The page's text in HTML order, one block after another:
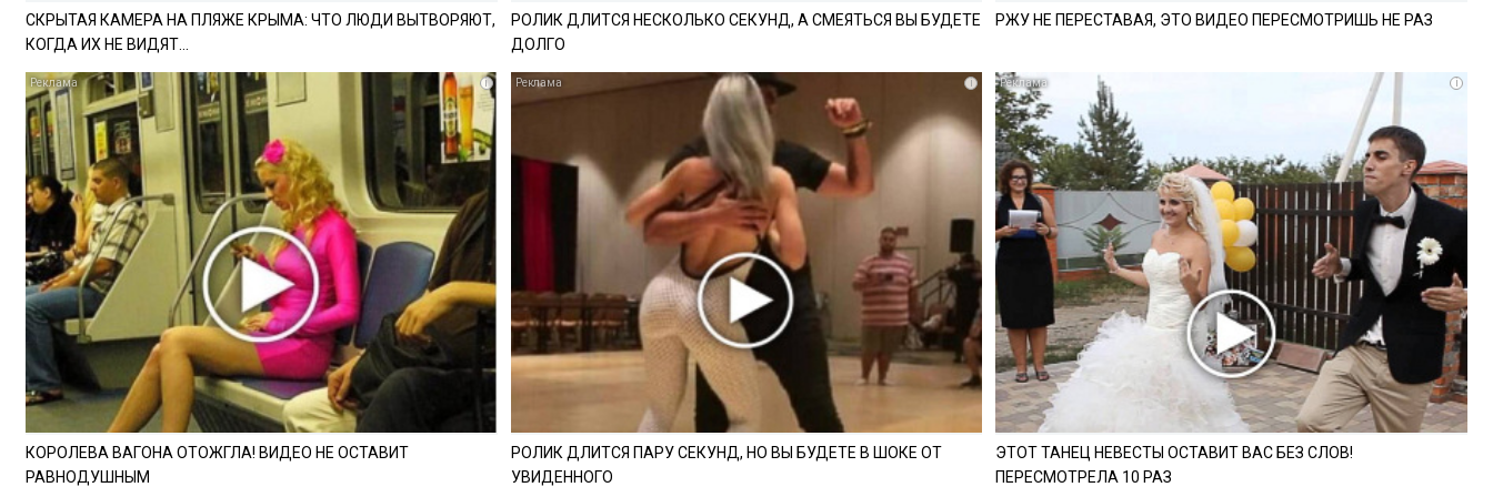
СКРЫТАЯ КАМЕРА НА ПЛЯЖЕ КРЫМА: ЧТО ЛЮДИ ВЫТВОРЯЮТ,
КОГДА ИХ НЕ ВИДЯТ...
РОЛИК ДЛИТСЯ НЕСКОЛЬКО СЕКУНД, А СМЕЯТЬСЯ ВЫ БУДЕТЕ
ДОЛГО
РЖУ НЕ ПЕРЕСТАВАЯ, ЭТО ВИДЕО ПЕРЕСМОТРИШЬ НЕ РАЗ
i
КОРОЛЕВА ВАГОНА ОТОЖГЛА! ВИДЕО НЕ ОСТАВИТ
РАВНОДУШНЫМ
i
РОЛИК ДЛИТСЯ ПАРУ СЕКУНД, НО ВЫ БУДЕТЕ В ШОКЕ ОТ
УВИДЕННОГО
i
ЭТОТ ТАНЕЦ НЕВЕСТЫ ОСТАВИТ ВАС БЕЗ СЛОВ!
ПЕРЕСМОТРЕЛА 10 РАЗ